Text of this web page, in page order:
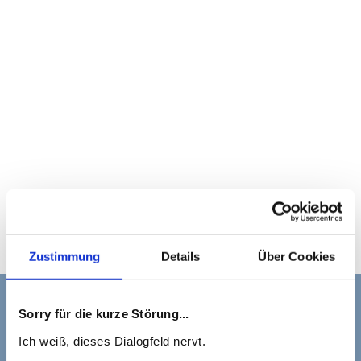
Zustimmung Details Über Cookies
Sorry für die kurze Störung...
Ich weiß, dieses Dialogfeld nervt.